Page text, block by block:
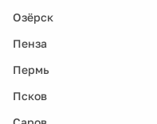
Озёрск
Пенза
Пермь
Псков